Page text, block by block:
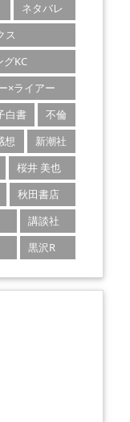
ネタバレ
ス
グKC
×ライアー
白書
不倫
想
新潮社
桜井 美也
秋田書店
講談社
黒沢R